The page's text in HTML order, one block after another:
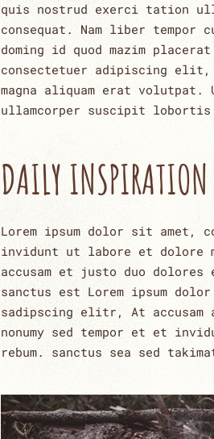
quis nostrud exerci tation
consequat. Nam liber
doming id quod mazim
consectetuer adipiscing elit,
magna aliquam erat
ullamcorper suscipit lobortis
DAILY INSPIRATION
Lorem ipsum dolor sit amet,
invidunt ut labore et dolore
accusam et justo duo
sanctus est Lorem ipsum
sadipscing elitr, At accusam
nonumy sed tempor et et
rebum. sanctus sea sed